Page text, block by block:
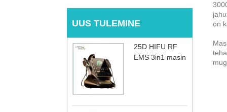
UUS TULEMINE
25D HIFU RF
EMS 3in1 masin
on